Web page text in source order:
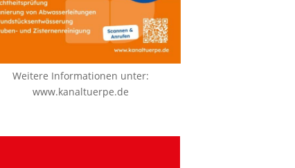
Weitere Informationen unter:
www.kanaltuerpe.de